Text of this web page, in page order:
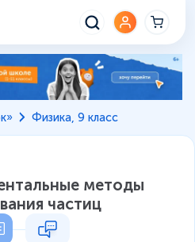
Физика, 9 класс
методы
частиц